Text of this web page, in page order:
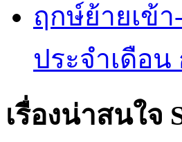
ฤกษ์ย้ายเข้
ประจำเดือน
เรื่องน่าสนใจ